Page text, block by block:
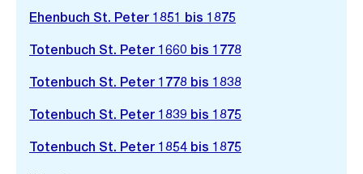
Ehenbuch St. Peter 1851 bis 1875
Totenbuch St. Peter 1660 bis 1778
Totenbuch St. Peter 1778 bis 1838
Totenbuch St. Peter 1839 bis 1875
Totenbuch St. Peter 1854 bis 1875